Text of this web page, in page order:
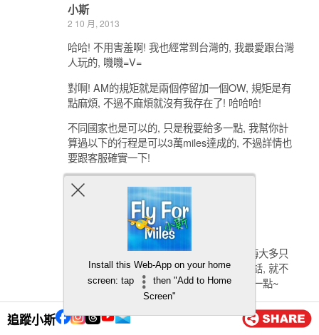
追蹤小斯
小斯
2 10 月, 2013
哈哈! 不用害羞啊! 我也經常到台灣的, 我最愛跟台灣
人玩的, 嘰嘰=V=
對啊! AM的規矩就是兩個停留加一個OW, 規矩是有
點麻煩, 不過不麻煩就沒有我存在了! 哈哈哈!
不同國家也是可以的, 只是稅要給多一點, 我幫你計
算過以下的行程是可以3萬miles達成的, 不過詳情也
要跟客服確實一下!
台北–>香港(停留，國泰航空）
香港–>仁川(停留，國泰航空）
仁川–>関西/名古屋(OW,日本航空)
東京–>台北(日本航空)
如果要換上海的話, 就比較困難, 因為到上海大多只
有國航和東航, 然後如果要換國航和東航的話, 就不
能包括其他航空公司, 所以不換到上海會好一點~
Install this Web-App on your home
screen: tap
then "Add to Home
Screen"